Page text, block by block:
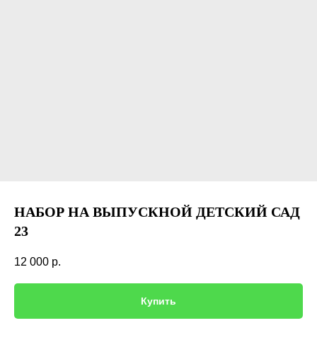
НАБОР НА ВЫПУСКНОЙ ДЕТСКИЙ САД
23
12 000 р.
Купить